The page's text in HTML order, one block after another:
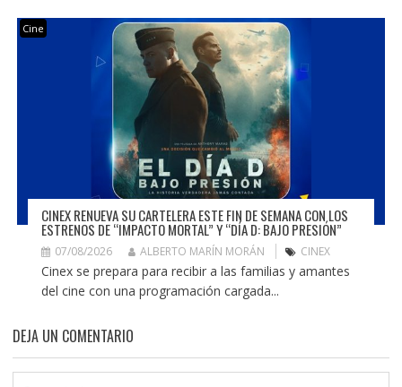
Cine
CINEX RENUEVA SU CARTELERA ESTE FIN DE SEMANA CON LOS
ESTRENOS DE “IMPACTO MORTAL” Y “DÍA D: BAJO PRESIÓN”
07/08/2026 ALBERTO MARÍN MORÁN CINEX
Cinex se prepara para recibir a las familias y amantes
del cine con una programación cargada...
DEJA UN COMENTARIO